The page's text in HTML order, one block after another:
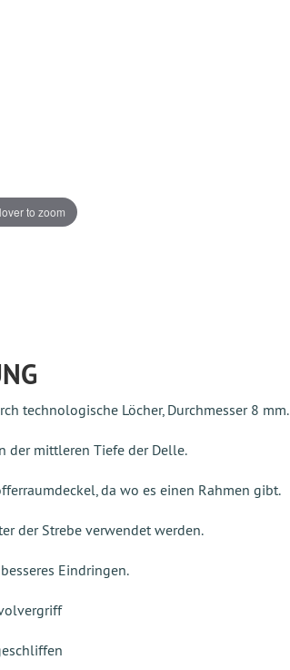
to zoom
technologische Löcher, Durchmesser 8 mm.
der mittleren Tiefe der Delle.
da wo es einen Rahmen gibt.
der Strebe verwendet werden.
Eindringen.